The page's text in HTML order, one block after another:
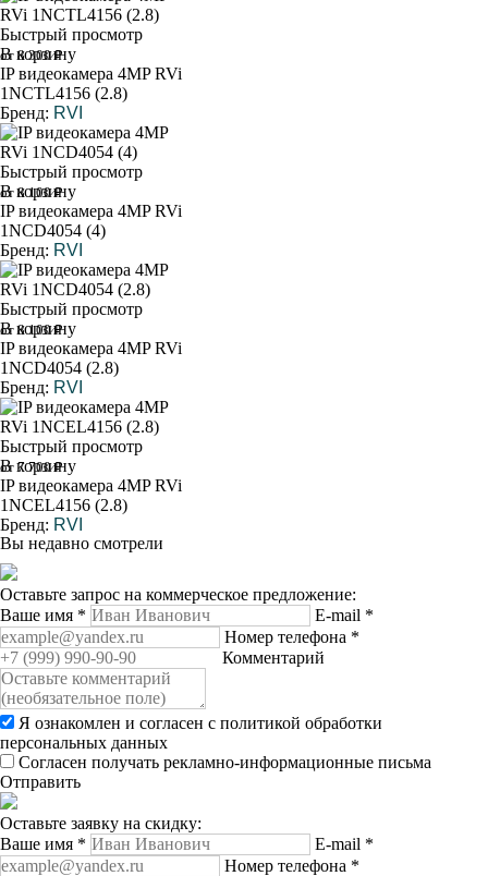
Быстрый просмотр
В корзину
от 8 300 ₽
IP видеокамера 4MP RVi
1NCTL4156 (2.8)
Бренд: RVI
Быстрый просмотр
В корзину
от 8 100 ₽
IP видеокамера 4MP RVi
1NCD4054 (4)
Бренд: RVI
Быстрый просмотр
В корзину
от 8 100 ₽
IP видеокамера 4MP RVi
1NCD4054 (2.8)
Бренд: RVI
Быстрый просмотр
В корзину
от 7 700 ₽
IP видеокамера 4MP RVi
1NCEL4156 (2.8)
Бренд: RVI
Вы недавно смотрели
Оставьте запрос на коммерческое предложение:
Ваше имя * E-mail *
Номер телефона *
Комментарий
Я ознакомлен и согласен с политикой обработки
персональных данных
Согласен получать рекламно-информационные письма
Отправить
Оставьте заявку на скидку:
Ваше имя * E-mail *
Номер телефона *